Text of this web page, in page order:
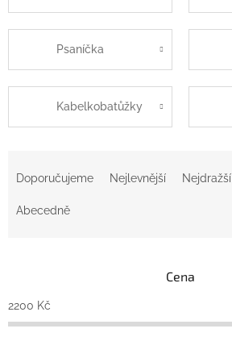
Psaníčka
Kabelkobatůžky
o
d
Doporučujeme Nejlevnější Nejdražší
Abecedně
Cena
2200 Kč